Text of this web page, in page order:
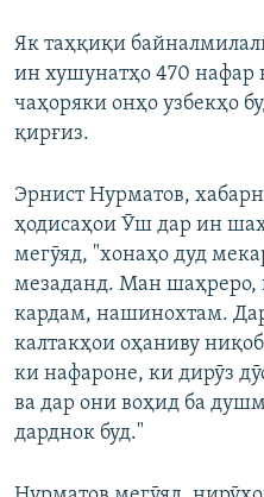
Auto 270p
Як таҳқиқи
ин хушунатҳо 470
чаҳоряки онҳо узбекҳо
қирғиз.
Эрнист Нурматов,
ҳодисаҳои Ӯш дар ин
мегӯяд, "хонаҳо дуд
мезаданд. Ман шаҳреро,
кардам, нашинохтам.
калтакҳои оҳаниву
ки нафароне, ки дирӯз
ва дар они воҳид ба
дарднок буд."